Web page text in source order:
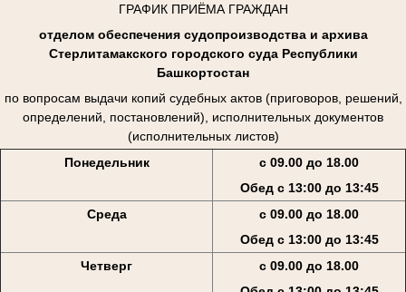
ГРАФИК ПРИЁМА ГРАЖДАН
отделом обеспечения судопроизводства и архива
Стерлитамакского городского суда Республики
Башкортостан
по вопросам выдачи копий судебных актов (приговоров, решений,
определений, постановлений), исполнительных документов
(исполнительных листов)
Понедельник
с 09.00 до 18.00
Обед с 13:00 до 13:45
Среда
с 09.00 до 18.00
Обед с 13:00 до 13:45
Четверг
с 09.00 до 18.00